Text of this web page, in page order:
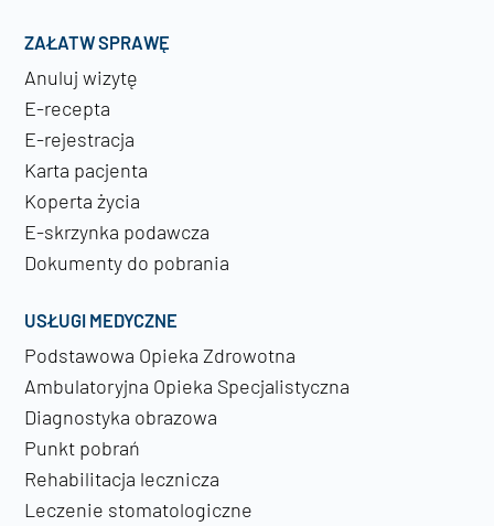
ZAŁATW SPRAWĘ
Anuluj wizytę
E-recepta
E-rejestracja
Karta pacjenta
Koperta życia
E-skrzynka podawcza
Dokumenty do pobrania
USŁUGI MEDYCZNE
Podstawowa Opieka Zdrowotna
Ambulatoryjna Opieka Specjalistyczna
Diagnostyka obrazowa
Punkt pobrań
Rehabilitacja lecznicza
Leczenie stomatologiczne